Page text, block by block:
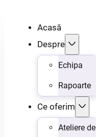
Acasă
Despre
Echipa
Rapoarte
Ce oferim
Ateliere de